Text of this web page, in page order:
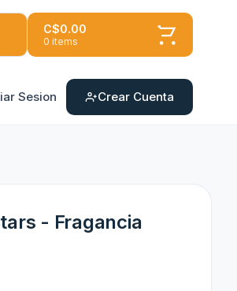
C$0.00
0 items
Sesion Crear Cuenta
- Fragancia